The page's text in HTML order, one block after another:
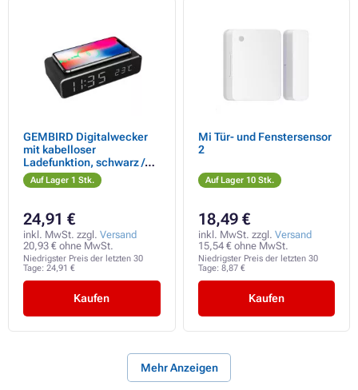
GEMBIRD Digitalwecker
mit kabelloser
Ladefunktion, schwarz /
schwarz
Auf Lager 1 Stk.
24,91 €
inkl. MwSt. zzgl. Versand
20,93 € ohne MwSt.
Niedrigster Preis der letzten 30
Tage: 24,91 €
Kaufen
Mi Tür- und Fenstersensor
2
Auf Lager 10 Stk.
18,49 €
inkl. MwSt. zzgl. Versand
15,54 € ohne MwSt.
Niedrigster Preis der letzten 30
Tage: 8,87 €
Kaufen
Mehr Anzeigen